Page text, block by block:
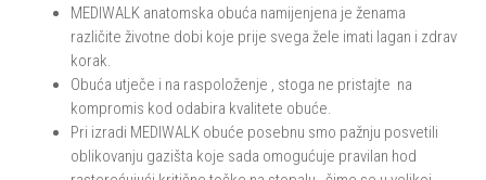
MEDIWALK anatomska obuća namijenjena je ženama
različite životne dobi koje prije svega žele imati lagan i zdrav
korak.
Obuća utječe i na raspoloženje , stoga ne pristajte na
kompromis kod odabira kvalitete obuće.
Pri izradi MEDIWALK obuće posebnu smo pažnju posvetili
oblikovanju gazišta koje sada omogućuje pravilan hod